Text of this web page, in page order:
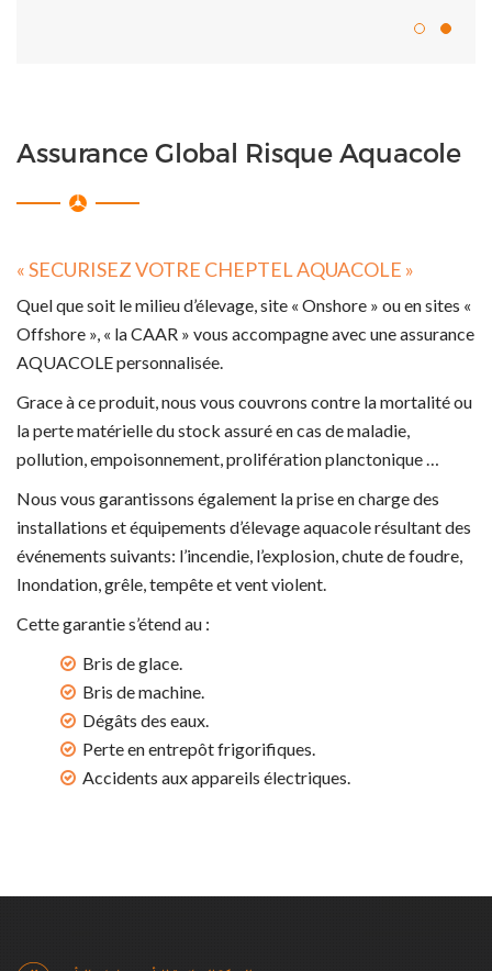
Assurance Global Risque Aquacole
« SECURISEZ VOTRE CHEPTEL AQUACOLE »
Quel que soit le milieu d’élevage, site « Onshore » ou en sites «
Offshore », « la CAAR » vous accompagne avec une assurance
AQUACOLE personnalisée.
Grace à ce produit, nous vous couvrons contre la mortalité ou
la perte matérielle du stock assuré en cas de maladie,
pollution, empoisonnement, prolifération planctonique …
Nous vous garantissons également la prise en charge des
installations et équipements d’élevage aquacole résultant des
événements suivants: l’incendie, l’explosion, chute de foudre,
Inondation, grêle, tempête et vent violent.
Cette garantie s’étend au :
Bris de glace.
Bris de machine.
Dégâts des eaux.
Perte en entrepôt frigorifiques.
Accidents aux appareils électriques.